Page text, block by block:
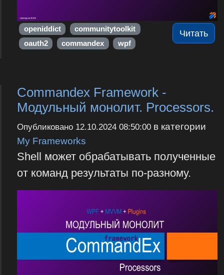
Читать
openiddict
communitytoolkit
oauth2
commandex wpf
Commandex Framework -
Модульный монолит. Processors.
Опубликовано 12.10.2024 08:50:00в категории
My Frameworks
Shell может обрабатывать полученные
от команд результаты по-разному.